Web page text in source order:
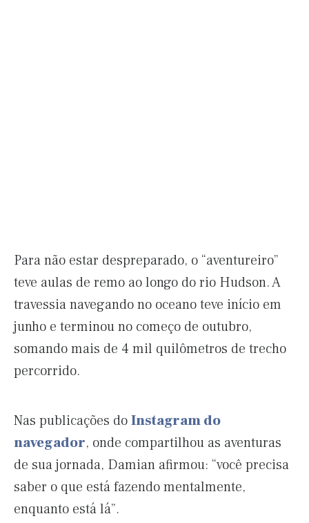
Para não estar despreparado, o “aventureiro”
teve aulas de remo ao longo do rio Hudson. A
travessia navegando no oceano teve início em
junho e terminou no começo de outubro,
somando mais de 4 mil quilômetros de trecho
percorrido.
Nas publicações doInstagram do
navegador, onde compartilhou as aventuras
de sua jornada, Damian afirmou: “você precisa
saber o que está fazendo mentalmente,
enquanto está lá”.